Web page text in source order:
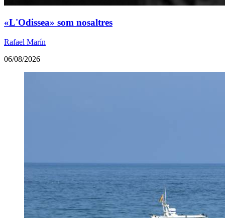
«L'Odissea» som nosaltres
Rafael Marín
06/08/2026